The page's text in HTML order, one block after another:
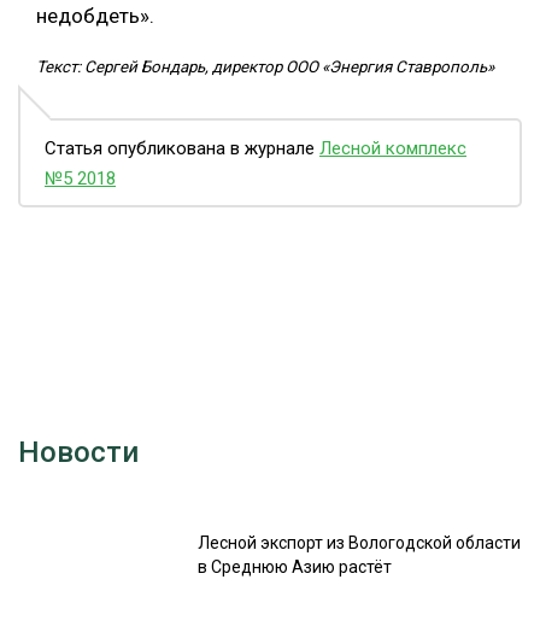
недобдеть».
Текст: Сергей Бондарь, директор ООО «Энергия Ставрополь»
Статья опубликована в журнале Лесной комплекс
№5 2018
Новости
Лесной экспорт из Вологодской области
в Среднюю Азию растёт